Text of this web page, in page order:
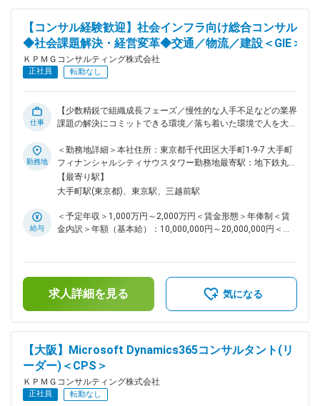
す。 ■プロジェクト事例： ・国際物流分野の標準化推進支援
・デジタル人材育成戦略の策定支援 ・行政評価制度等に関す
る調査研究 ・子育て支援体制に関する事例調査 ・スポーツに
よる地域活性化戦略の調査 ・クラウドサービス導入に向けた
先行実証支援 ・公共施設スマート化に向けた実証と事務局運
営支援 ・人事・給与システム再構築支援 ・健康管理システム
業・団体に対して、政策の立案段階からその実現に向けての施
策遂行段階まで包括的に支援している部門です。 当社全体と
発に行われています。 ガバメント領域未経験からの中途入社
者も多数在籍しており、ご入社後のフォロー体制も充実してお
ります。 変更の範囲：会社の定める業務
【コンサル経験歓迎】社会インフラ向け総合コンサル
◆社会課題解決・経営変革◆交通／物流／建設＜GIE＞
ＫＰＭＧコンサルティング株式会社
正社員 転勤なし
仕事
【少数精鋭で組織成長フェーズ／慢性的な人手不足などの業界
課題の解決にコミットできる環境／落ち着いた環境で人を大切
交通（鉄道、航空、道路）、物流（各キャリア、フォワーダ、
3PL、港湾、倉庫等）、建設・不動産業界を管掌しています。
国内のインフラ業界は人口減にともなう国内市場縮小・担い手
不足、急激な移動需要・貨物需要の変化への対応、インフラ老
います。 そのような環境の中で、KCインフラセクターは、ア
カウントリードとして、クライアント・業界の多角的な課題に
務内容： アカウントリードとして、当該業界における下記の
ような領域の案件・サービスに係るプロジェクトの獲得および
遂行・管理を行います。 ・経営戦略、オペレーション戦略、
経営管理 （例）新規事業立案支援、サービス戦略立案、タ
度化、 ・（IT・DXを伴う）業務変革 （例）ＡＩ・高度自動
化ソリューション等デジタル技術の導入、マーケティング・営
業業務高度化、財務・会計業務高度化、リスク管理強化、規制
対応、人事制度策定 ・ITプログラム・プロジェクトマネジメ
ント支援 （例）プログラムマネジメントオフィス支援、大
規模ＩＴプロジェクトＰＭＯ、プロジェクトリスク管理 ■魅力
勤務地
＜勤務地詳細＞本社住所：東京都千代田区大手町1-9-7 大手町
フィナンシャルシティサウスタワー勤務地最寄駅：地下鉄丸ノ
内線／大手町駅受動喫煙対策：屋内全面禁煙変更の範囲：会社
の定める事業所（リモートワーク含む）
【最寄り駅】
大手町駅(東京都)、東京駅、三越前駅
給与
＜予定年収＞1,000万円～2,000万円＜賃金形態＞年俸制＜賃
金内訳＞年額（基本給）：10,000,000円～20,000,000円＜月
目安の金額であり、選考を通じて上下する可能性があります。
月給(月額)は固定手当を含めた表記です。
求人詳細を見る 気になる
【大阪】Microsoft Dynamics365コンサルタント(リ
ーダー)＜CPS＞
ＫＰＭＧコンサルティング株式会社
正社員 転勤なし